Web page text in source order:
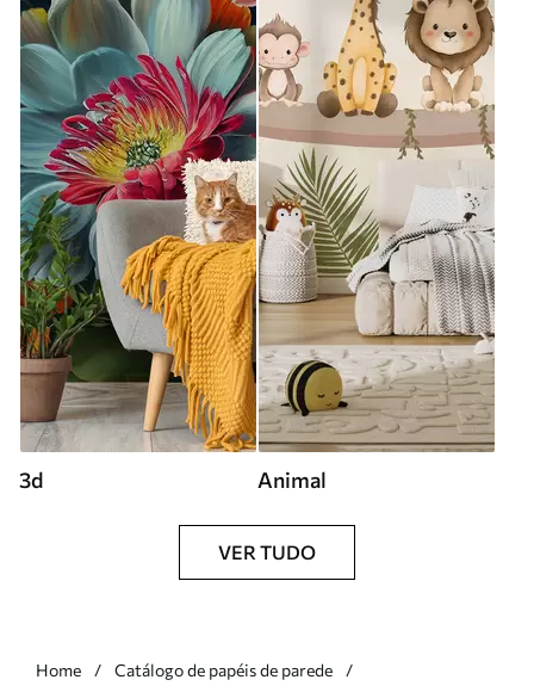
3d Animal
VER TUDO
Home
Catálogo de papéis de parede